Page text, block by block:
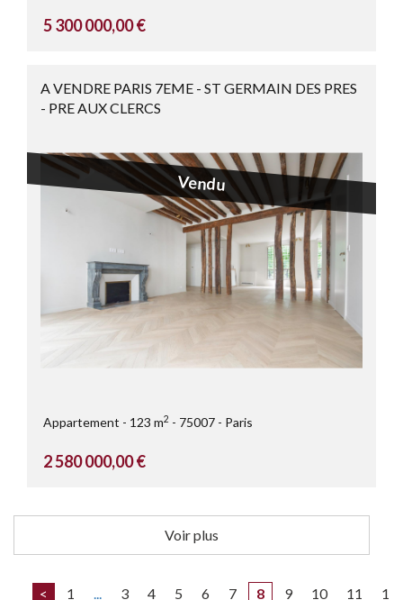
5 300 000,00 €
A VENDRE PARIS 7EME - ST GERMAIN DES PRES
- PRE AUX CLERCS
Vendu
Appartement 123 m2 75007 Paris
2 580 000,00 €
Voir plus
< 1 ... 3 4 5 6 7 8 9 10 11
1